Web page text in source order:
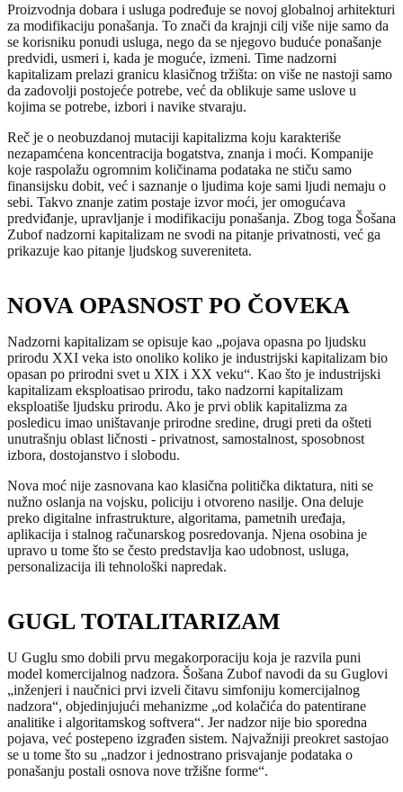
Proizvodnja dobara i usluga podređuje se novoj globalnoj arhitekturi
za modifikaciju ponašanja. To znači da krajnji cilj više nije samo da
se korisniku ponudi usluga, nego da se njegovo buduće ponašanje
predvidi, usmeri i, kada je moguće, izmeni. Time nadzorni
kapitalizam prelazi granicu klasičnog tržišta: on više ne nastoji samo
da zadovolji postojeće potrebe, već da oblikuje same uslove u
kojima se potrebe, izbori i navike stvaraju.
Reč je o neobuzdanoj mutaciji kapitalizma koju karakteriše
nezapamćena koncentracija bogatstva, znanja i moći. Kompanije
koje raspolažu ogromnim količinama podataka ne stiču samo
finansijsku dobit, već i saznanje o ljudima koje sami ljudi nemaju o
sebi. Takvo znanje zatim postaje izvor moći, jer omogućava
predviđanje, upravljanje i modifikaciju ponašanja. Zbog toga Šošana
Zubof nadzorni kapitalizam ne svodi na pitanje privatnosti, već ga
prikazuje kao pitanje ljudskog suvereniteta.
NOVA OPASNOST PO ČOVEKA
Nadzorni kapitalizam se opisuje kao „pojava opasna po ljudsku
prirodu XXI veka isto onoliko koliko je industrijski kapitalizam bio
opasan po prirodni svet u XIX i XX veku“. Kao što je industrijski
kapitalizam eksploatisao prirodu, tako nadzorni kapitalizam
eksploatiše ljudsku prirodu. Ako je prvi oblik kapitalizma za
posledicu imao uništavanje prirodne sredine, drugi preti da ošteti
unutrašnju oblast ličnosti - privatnost, samostalnost, sposobnost
izbora, dostojanstvo i slobodu.
Nova moć nije zasnovana kao klasična politička diktatura, niti se
nužno oslanja na vojsku, policiju i otvoreno nasilje. Ona deluje
preko digitalne infrastrukture, algoritama, pametnih uređaja,
aplikacija i stalnog računarskog posredovanja. Njena osobina je
upravo u tome što se često predstavlja kao udobnost, usluga,
personalizacija ili tehnološki napredak.
GUGL TOTALITARIZAM
U Guglu smo dobili prvu megakorporaciju koja je razvila puni
model komercijalnog nadzora. Šošana Zubof navodi da su Guglovi
„inženjeri i naučnici prvi izveli čitavu simfoniju komercijalnog
nadzora“, objedinjujući mehanizme „od kolačića do patentirane
analitike i algoritamskog softvera“. Jer nadzor nije bio sporedna
pojava, već postepeno izgrađen sistem. Najvažniji preokret sastojao
se u tome što su „nadzor i jednostrano prisvajanje podataka o
ponašanju postali osnova nove tržišne forme“.